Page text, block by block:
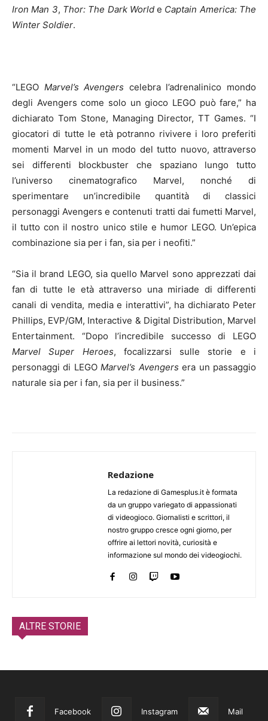
Iron Man 3, Thor: The Dark Worlde Captain America: The
Winter Soldier.
“LEGO Marvel’s Avengers celebra l’adrenalinico mondo
degli Avengers come solo un gioco LEGO può fare,” ha
dichiarato Tom Stone, Managing Director, TT Games. “I
giocatori di tutte le età potranno rivivere i loro preferiti
momenti Marvel in un modo del tutto nuovo, attraverso
sei differenti blockbuster che spaziano lungo tutto
l’universo cinematografico Marvel, nonché di
sperimentare un’incredibile quantità di classici
personaggi Avengers e contenuti tratti dai fumetti Marvel,
il tutto con il nostro unico stile e humor LEGO. Un’epica
combinazione sia per i fan, sia per i neofiti.”
“Sia il brand LEGO, sia quello Marvel sono apprezzati dai
fan di tutte le età attraverso una miriade di differenti
canali di vendita, media e interattivi”, ha dichiarato Peter
Phillips, EVP/GM, Interactive & Digital Distribution, Marvel
Entertainment. “Dopo l’incredibile successo di LEGO
Marvel Super Heroes, focalizzarsi sulle storie e i
personaggi di LEGOMarvel’s Avengers era un passaggio
naturale sia per i fan, sia per il business.”
Redazione
La redazione di Gamesplus.it è formata
da un gruppo variegato di appassionati
di videogioco. Giornalisti e scrittori, il
nostro gruppo cresce ogni giorno, per
offrire ai lettori novità, curiosità e
informazione sul mondo dei videogiochi.
ALTRE STORIE
Facebook Instagram Mail